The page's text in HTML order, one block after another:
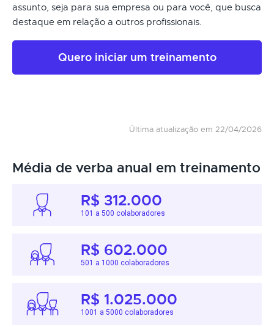
assunto, seja para sua empresa ou para você, que busca
destaque em relação a outros profissionais.
Quero iniciar um treinamento
Última atualização em 22/04/2026
Média de verba anual em treinamento
R$ 312.000
101 a 500 colaboradores
R$ 602.000
501 a 1000 colaboradores
R$ 1.025.000
1001 a 5000 colaboradores